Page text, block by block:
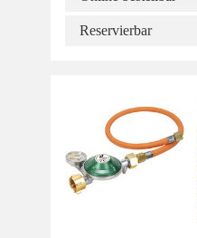
Reservierbar